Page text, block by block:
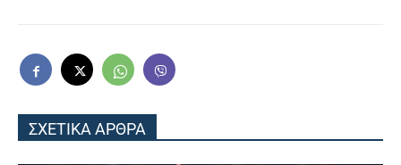
ΣΧΕΤΙΚΑ ΑΡΘΡΑ